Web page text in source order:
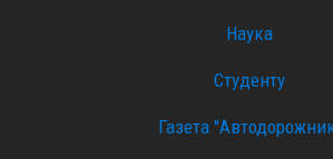
Наука
Студенту
Газета